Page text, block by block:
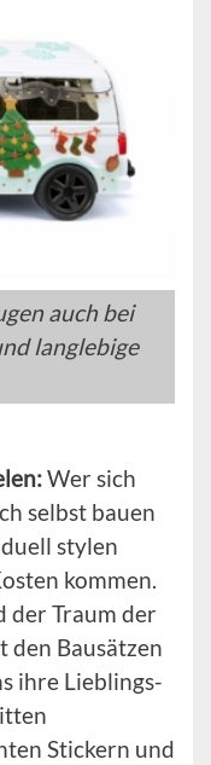
auch bei
langlebige
Wer sich
selbst bauen
stylen
kommen.
der Traum der
den Bausätzen
ihre Lieblings-
Stickern und